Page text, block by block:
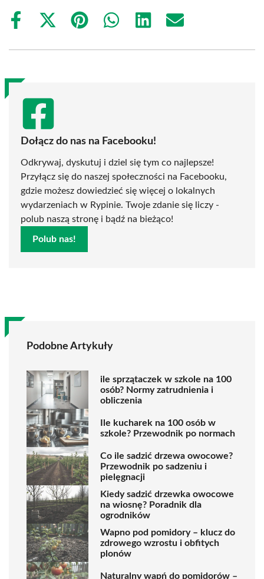
Share
Share
(Twitter)
Share
Share
Share
Share
Dołącz do nas na Facebooku!
Odkrywaj, dyskutuj i dziel się tym co najlepsze!
Przyłącz się do naszej społeczności na Facebooku,
gdzie możesz dowiedzieć się więcej o lokalnych
wydarzeniach w Rypinie. Twoje zdanie się liczy -
polub naszą stronę i bądź na bieżąco!
Polub nas!
Podobne Artykuły
ile sprzątaczek w szkole na 100
osób? Normy zatrudnienia i
obliczenia
Ile kucharek na 100 osób w
szkole? Przewodnik po normach
Co ile sadzić drzewa owocowe?
Przewodnik po sadzeniu i
pielęgnacji
Kiedy sadzić drzewka owocowe
na wiosnę? Poradnik dla
ogrodników
Wapno pod pomidory – klucz do
zdrowego wzrostu i obfitych
plonów
Naturalny wapń do pomidorów –